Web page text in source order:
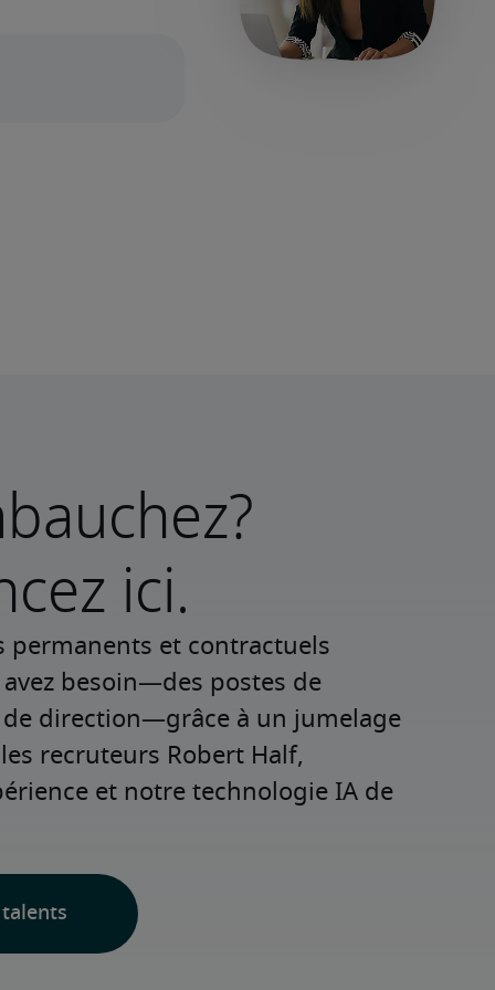
ici.
permanents et contractuels
besoin—des postes de
direction—grâce à un jumelage
recruteurs Robert Half,
et notre technologie IA de
talents